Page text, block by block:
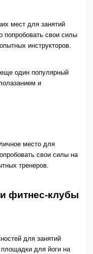
мест для занятий
свои силы
инструкторов.
один популярный
и
место для
свои силы на
тренеров.
фитнес-клубы
для занятий
для йоги на